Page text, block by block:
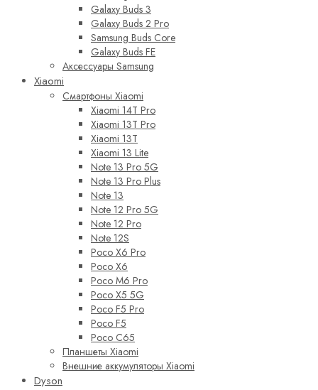
Galaxy Buds 3
Galaxy Buds 2 Pro
Samsung Buds Core
Galaxy Buds FE
Аксессуары Samsung
Xiaomi
Смартфоны Xiaomi
Xiaomi 14T Pro
Xiaomi 13T Pro
Xiaomi 13T
Xiaomi 13 Lite
Note 13 Pro 5G
Note 13 Pro Plus
Note 13
Note 12 Pro 5G
Note 12 Pro
Note 12S
Poco X6 Pro
Poco X6
Poco M6 Pro
Poco X5 5G
Poco F5 Pro
Poco F5
Poco C65
Планшеты Xiaomi
Внешние аккумуляторы Xiaomi
Dyson